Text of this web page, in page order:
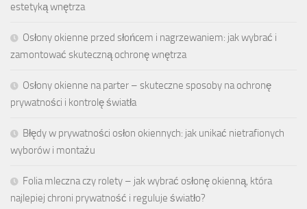
estetyką wnętrza
Osłony okienne przed słońcem i nagrzewaniem: jak wybrać i
zamontować skuteczną ochronę wnętrza
Osłony okienne na parter – skuteczne sposoby na ochronę
prywatności i kontrolę światła
Błędy w prywatności osłon okiennych: jak unikać nietrafionych
wyborów i montażu
Folia mleczna czy rolety – jak wybrać osłonę okienną, która
najlepiej chroni prywatność i reguluje światło?